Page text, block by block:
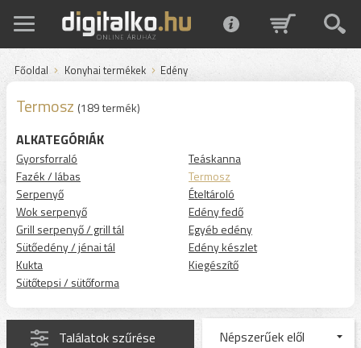
Főoldal Konyhai termékek Edény
Termosz (189 termék)
ALKATEGÓRIÁK
Gyorsforraló
Fazék / lábas
Serpenyő
Wok serpenyő
Grill serpenyő / grill tál
Sütőedény / jénai tál
Kukta
Sütőtepsi / sütőforma
Teáskanna
Termosz
Ételtároló
Edény fedő
Egyéb edény
Edény készlet
Kiegészítő
Találatok szűrése